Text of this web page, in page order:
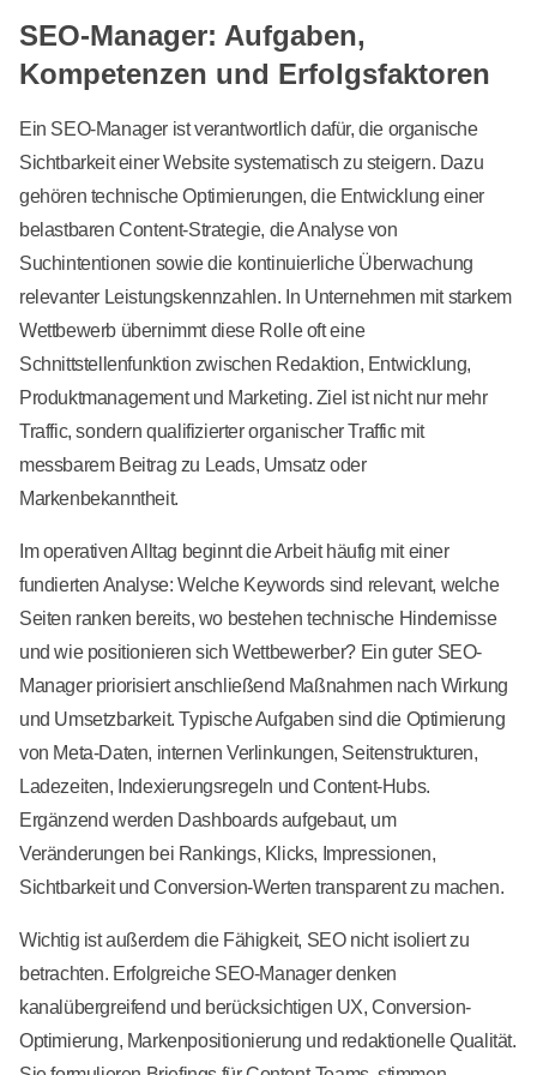
SEO-Manager: Aufgaben,
Kompetenzen und Erfolgsfaktoren
Ein SEO-Manager ist verantwortlich dafür, die organische
Sichtbarkeit einer Website systematisch zu steigern. Dazu
gehören technische Optimierungen, die Entwicklung einer
belastbaren Content-Strategie, die Analyse von
Suchintentionen sowie die kontinuierliche Überwachung
relevanter Leistungskennzahlen. In Unternehmen mit starkem
Wettbewerb übernimmt diese Rolle oft eine
Schnittstellenfunktion zwischen Redaktion, Entwicklung,
Produktmanagement und Marketing. Ziel ist nicht nur mehr
Traffic, sondern qualifizierter organischer Traffic mit
messbarem Beitrag zu Leads, Umsatz oder
Markenbekanntheit.
Im operativen Alltag beginnt die Arbeit häufig mit einer
fundierten Analyse: Welche Keywords sind relevant, welche
Seiten ranken bereits, wo bestehen technische Hindernisse
und wie positionieren sich Wettbewerber? Ein guter SEO-
Manager priorisiert anschließend Maßnahmen nach Wirkung
und Umsetzbarkeit. Typische Aufgaben sind die Optimierung
von Meta-Daten, internen Verlinkungen, Seitenstrukturen,
Ladezeiten, Indexierungsregeln und Content-Hubs.
Ergänzend werden Dashboards aufgebaut, um
Veränderungen bei Rankings, Klicks, Impressionen,
Sichtbarkeit und Conversion-Werten transparent zu machen.
Wichtig ist außerdem die Fähigkeit, SEO nicht isoliert zu
betrachten. Erfolgreiche SEO-Manager denken
kanalübergreifend und berücksichtigen UX, Conversion-
Optimierung, Markenpositionierung und redaktionelle Qualität.